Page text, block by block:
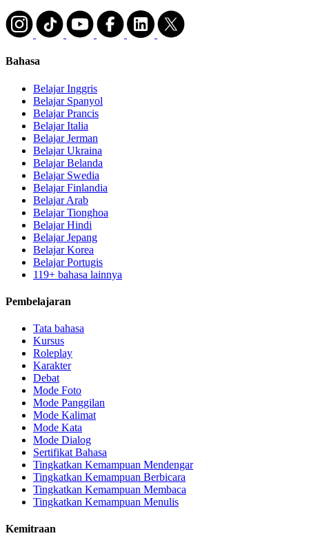
Bahasa
Belajar Inggris
Belajar Spanyol
Belajar Prancis
Belajar Italia
Belajar Jerman
Belajar Ukraina
Belajar Belanda
Belajar Swedia
Belajar Finlandia
Belajar Arab
Belajar Tionghoa
Belajar Hindi
Belajar Jepang
Belajar Korea
Belajar Portugis
119+ bahasa lainnya
Pembelajaran
Tata bahasa
Kursus
Roleplay
Karakter
Debat
Mode Foto
Mode Panggilan
Mode Kalimat
Mode Kata
Mode Dialog
Sertifikat Bahasa
Tingkatkan Kemampuan Mendengar
Tingkatkan Kemampuan Berbicara
Tingkatkan Kemampuan Membaca
Tingkatkan Kemampuan Menulis
Kemitraan